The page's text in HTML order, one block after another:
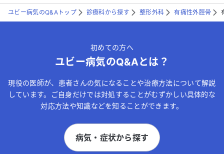
ユビー病気のQ&Aトップ 診療科から探す 整形外科 有痛性外脛骨
初めての方へ
ユビー病気のQ&Aとは？
現役の医師が、患者さんの気になることや治療方法について解説
しています。ご自身だけでは対処することがむずかしい具体的な
対応方法や知識などを知ることができます。
病気・症状から探す